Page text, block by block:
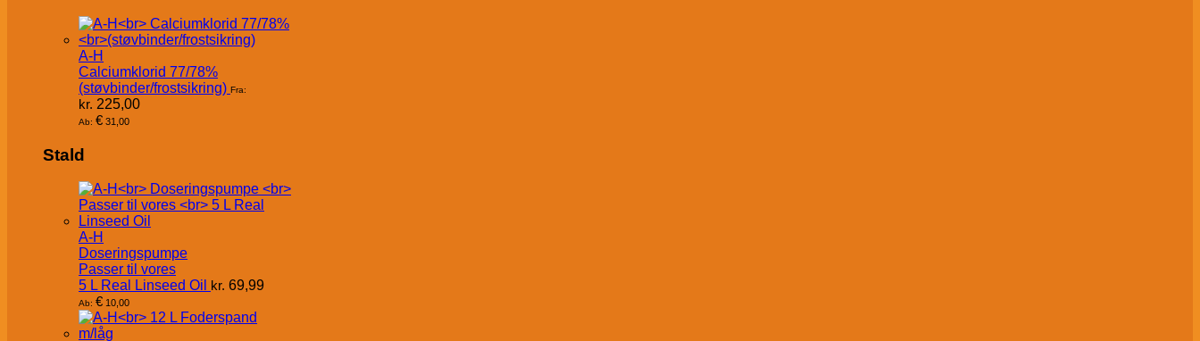
A-H
Calciumklorid 77/78%
(støvbinder/frostsikring) Fra:
kr. 225,00
Ab: € 31,00
Stald
A-H
Doseringspumpe
Passer til vores
5 L Real Linseed Oil kr. 69,99
Ab: € 10,00